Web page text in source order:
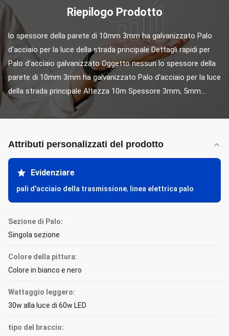
Riepilogo Prodotto
lo spessore della parete di 10mm 3mm ha galvanizzato Palo
d'acciaio per la luce della strada principale Dettagli rapidi per
Palo d'acciaio galvanizzato Oggetto nessun lo spessore della
parete di 10mm 3mm ha galvanizzato Palo d'acciaio per la luce
della strada principale Altezza 10m Spessore 3mm, 5mm...
Attributi personalizzati del prodotto
Evidenziare
pali d'acciaio della trasmissione, linea elettrica palo
Sezione di Palo:
Singola sezione
Colore della pittura:
Colore in bianco e nero
Wattaggio leggero:
30w alla luce di 60w LED
tipo del braccio: